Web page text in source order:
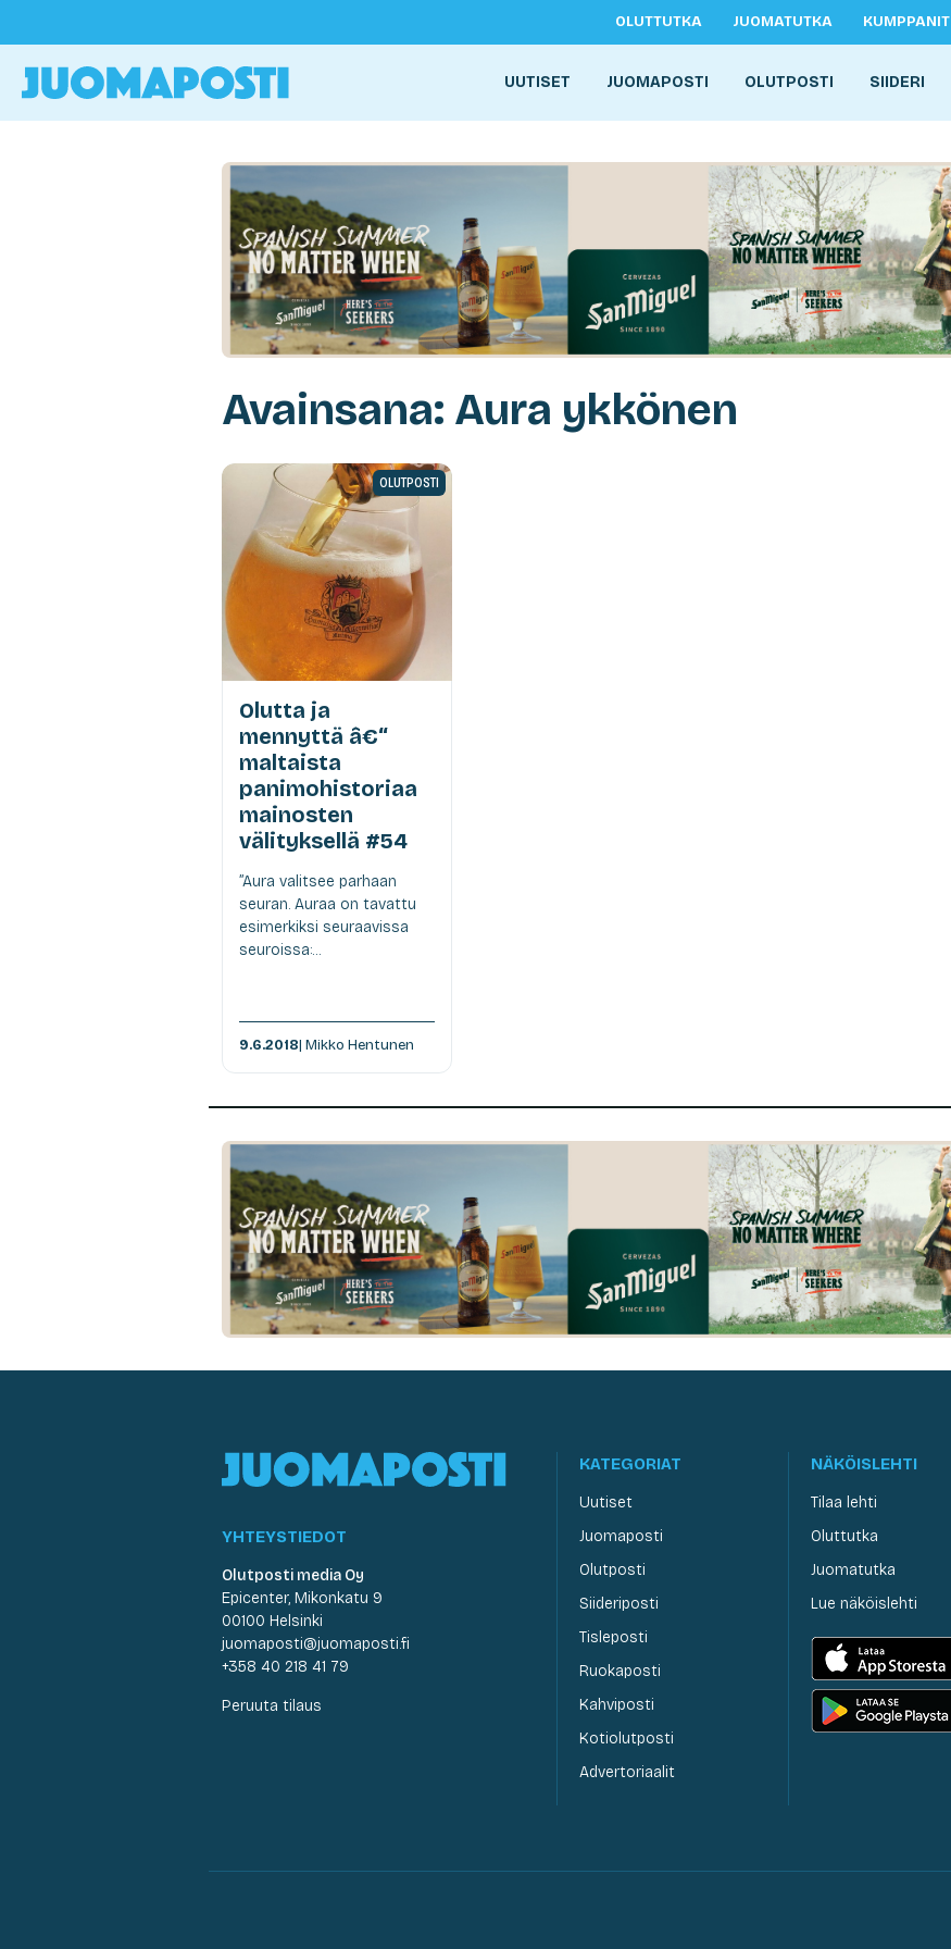
OLUTTUTKA JUOMATUTKA KUMPPANIT
UUTISET JUOMAPOSTI OLUTPOSTI SIIDERI
Avainsana: Aura ykkönen
OLUTPOSTI
Olutta ja
mennyttä â€“
maltaista
panimohistoriaa
mainosten
välityksellä #54
”Aura valitsee parhaan
seuran. Auraa on tavattu
esimerkiksi seuraavissa
seuroissa:...
9.6.2018| Mikko Hentunen
YHTEYSTIEDOT
Olutposti media Oy
Epicenter, Mikonkatu 9
00100 Helsinki
juomaposti@juomaposti.fi
+358 40 218 41 79
Peruuta tilaus
KATEGORIAT
Uutiset
Juomaposti
Olutposti
Siideriposti
Tisleposti
Ruokaposti
Kahviposti
Kotiolutposti
Advertoriaalit
NÄKÖISLEHTI
Tilaa lehti
Oluttutka
Juomatutka
Lue näköislehti